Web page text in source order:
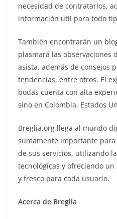
necesidad de contratarlos,
información útil para todo
También encontrarán un
plasmará las observaciones
asista, además de consejos
tendencias, entre otros. El
bodas cuenta con alta
sino en Colombia, Estados
Breglia.org llega al mundo
sumamente importante
de sus servicios, utilizando
tecnológicas y ofreciendo
y fresco para cada usuario.
Acerca de Breglia